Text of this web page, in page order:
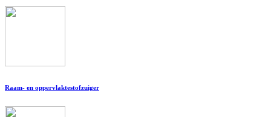
Raam- en oppervlaktestofzuiger